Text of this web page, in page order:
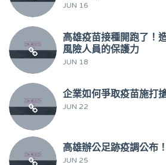
JUN 16
高雄疫苗接種開跑了！
風險人員的保護力
JUN 18
企業如何爭取疫苗施打
JUN 22
高雄辦公足跡疫調公布
JUN 25